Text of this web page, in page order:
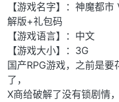
【游戏名字】：神魔都
解版+礼包码
【游戏语言】：中文
【游戏大小】：3G
国产RPG游戏，之前是
了，
X商给破解了没有锁剧情